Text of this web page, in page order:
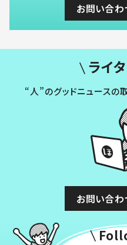
お問い合
ライ
“人”のグッドニュースの
お問い合